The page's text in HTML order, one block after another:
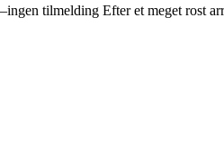
tilmelding Efter et meget rost